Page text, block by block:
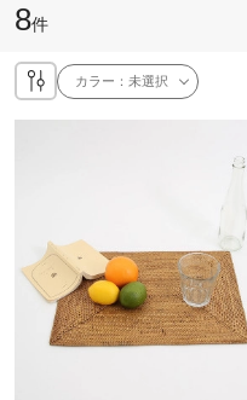
8件
カラー：未選択